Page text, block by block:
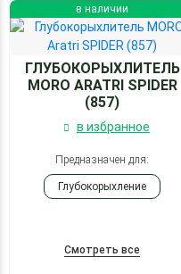
в наличии
ГЛУБОКОРЫХЛИТЕЛЬ
MORO ARATRI SPIDER
(857)
в избранное
Предназначен для:
Глубокорыхление
Смотреть все